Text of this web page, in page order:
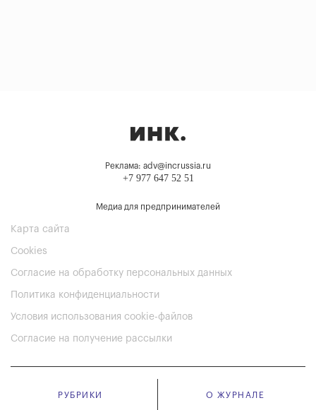
Реклама: adv@incrussia.ru
+7 977 647 52 51
Медиа для предпринимателей
Карта сайта
Cookies
Согласие на обработку персональных данных
Политика конфиденциальности
Условия использования cookie-файлов
Согласие на получение рассылки
РУБРИКИ О ЖУРНАЛЕ